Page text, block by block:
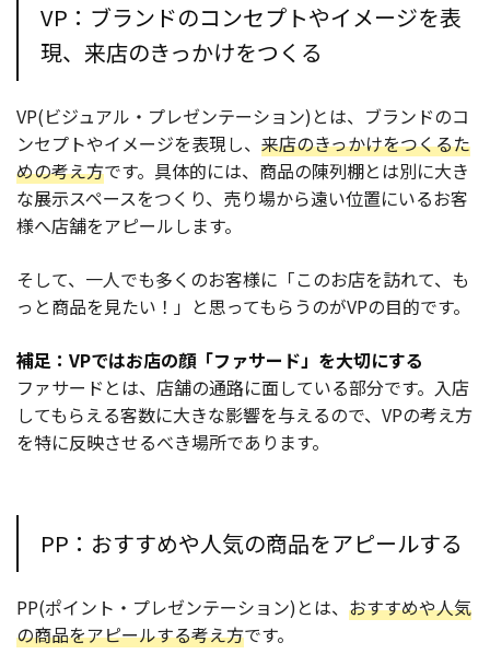
VP：ブランドのコンセプトやイメージを表
現、来店のきっかけをつくる
VP(ビジュアル・プレゼンテーション)とは、ブランドのコ
ンセプトやイメージを表現し、 来店のきっかけをつくるた
めの考え方です。具体的には、商品の陳列棚とは別に大き
な展示スペースをつくり、売り場から遠い位置にいるお客
様へ店舗をアピールします。
そして、一人でも多くのお客様に「このお店を訪れて、も
っと商品を見たい！」と思ってもらうのがVPの目的です。
補足：VPではお店の顔「ファサード」を大切にする
ファサードとは、店舗の通路に面している部分です。入店
してもらえる客数に大きな影響を与えるので、VPの考え方
を特に反映させるべき場所であります。
PP：おすすめや人気の商品をアピールする
PP(ポイント・プレゼンテーション)とは、 おすすめや人気
の商品をアピールする考え方です。